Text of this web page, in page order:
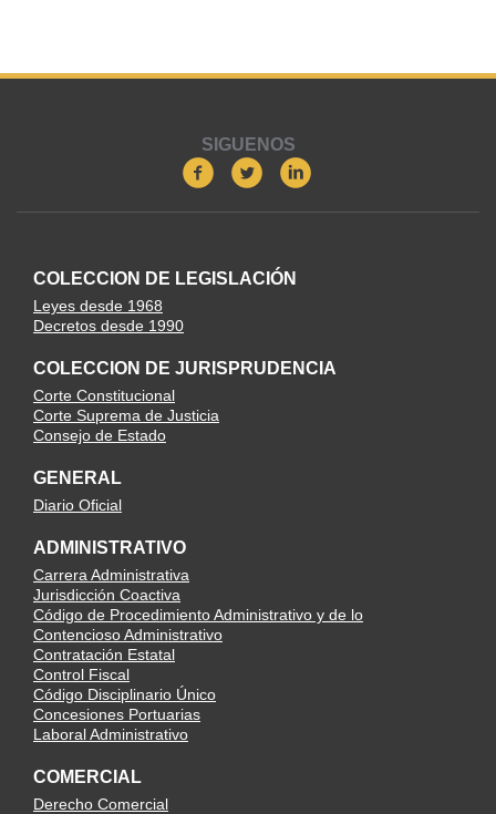
SIGUENOS
COLECCION DE LEGISLACIÓN
Leyes desde 1968
Decretos desde 1990
COLECCION DE JURISPRUDENCIA
Corte Constitucional
Corte Suprema de Justicia
Consejo de Estado
GENERAL
Diario Oficial
ADMINISTRATIVO
Carrera Administrativa
Jurisdicción Coactiva
Código de Procedimiento Administrativo y de lo
Contencioso Administrativo
Contratación Estatal
Control Fiscal
Código Disciplinario Único
Concesiones Portuarias
Laboral Administrativo
COMERCIAL
Derecho Comercial